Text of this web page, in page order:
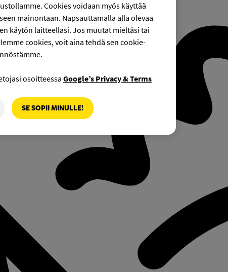
Cookies voidaan myös käyttää
mainontaan. Napsauttamalla alla olevaa
käytön laitteellasi. Jos muutat mieltäsi tai
cookies, voit aina tehdä sen cookie-
osoitteessa Google’s Privacy & Terms
SE SOPII MINULLE!